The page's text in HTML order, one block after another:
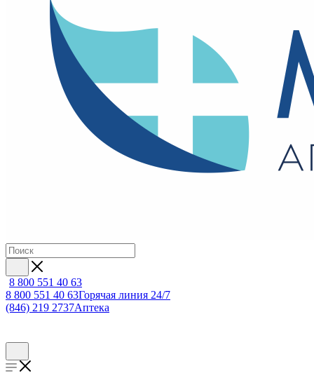
8 800 551 40 63
8 800 551 40 63Горячая линия 24/7
(846) 219 2737Аптека